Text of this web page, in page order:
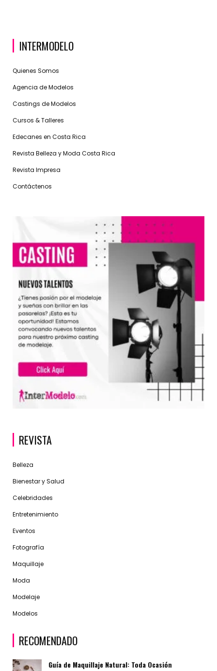
INTERMODELO
Quienes Somos
Agencia de Modelos
Castings de Modelos
Cursos & Talleres
Edecanes en Costa Rica
Revista Belleza y Moda Costa Rica
Revista Impresa
Contáctenos
REVISTA
Belleza
Bienestar y Salud
Celebridades
Entretenimiento
Eventos
Fotografía
Maquillaje
Moda
Modelaje
Modelos
RECOMENDADO
Guía de Maquillaje Natural: Toda Ocasión